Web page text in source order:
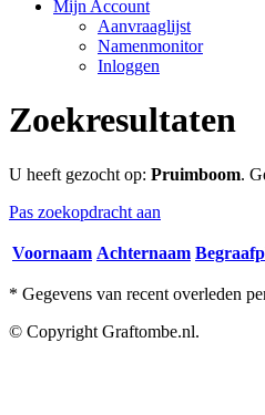
Mijn Account
Aanvraaglijst
Namenmonitor
Inloggen
Zoekresultaten
U heeft gezocht op: Pruimboom.
Pas zoekopdracht aan
Voornaam Achternaam
* Gegevens van recent overleden
© Copyright Graftombe.nl.